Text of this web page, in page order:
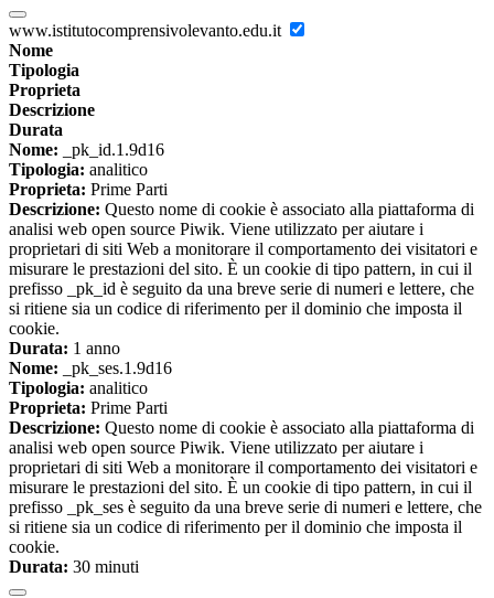
www.istitutocomprensivolevanto.edu.it
Nome
Tipologia
Proprieta
Descrizione
Durata
Nome: _pk_id.1.9d16
Tipologia: analitico
Proprieta: Prime Parti
Descrizione: Questo nome di cookie è associato alla piattaforma di
analisi web open source Piwik. Viene utilizzato per aiutare i
proprietari di siti Web a monitorare il comportamento dei visitatori e
misurare le prestazioni del sito. È un cookie di tipo pattern, in cui il
prefisso _pk_id è seguito da una breve serie di numeri e lettere, che
si ritiene sia un codice di riferimento per il dominio che imposta il
cookie.
Durata: 1 anno
Nome: _pk_ses.1.9d16
Tipologia: analitico
Proprieta: Prime Parti
Descrizione: Questo nome di cookie è associato alla piattaforma di
analisi web open source Piwik. Viene utilizzato per aiutare i
proprietari di siti Web a monitorare il comportamento dei visitatori e
misurare le prestazioni del sito. È un cookie di tipo pattern, in cui il
prefisso _pk_ses è seguito da una breve serie di numeri e lettere, che
si ritiene sia un codice di riferimento per il dominio che imposta il
cookie.
Durata: 30 minuti